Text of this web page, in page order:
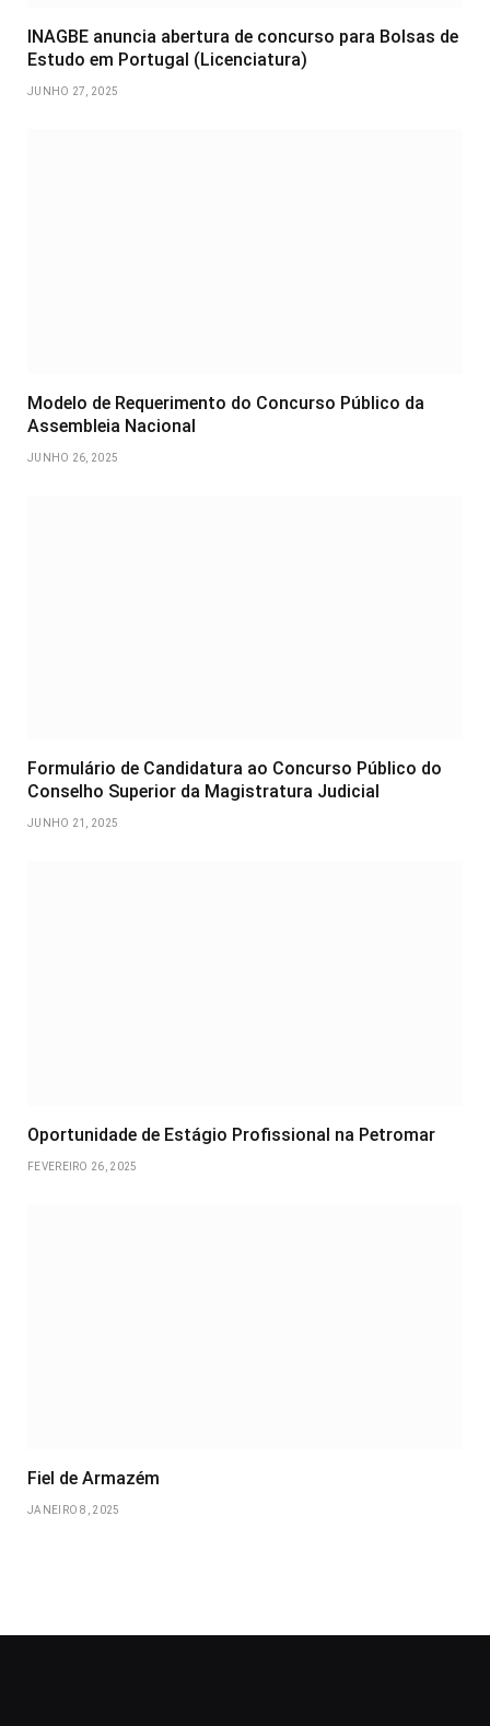
INAGBE anuncia abertura de concurso para Bolsas de
Estudo em Portugal (Licenciatura)
JUNHO 27, 2025
Modelo de Requerimento do Concurso Público da
Assembleia Nacional
JUNHO 26, 2025
Formulário de Candidatura ao Concurso Público do
Conselho Superior da Magistratura Judicial
JUNHO 21, 2025
Oportunidade de Estágio Profissional na Petromar
FEVEREIRO 26, 2025
Fiel de Armazém
JANEIRO 8, 2025